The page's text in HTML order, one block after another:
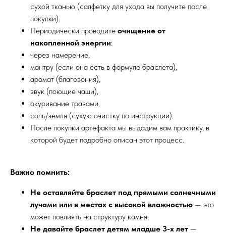
сухой тканью (салфетку для ухода вы получите после
покупки).
Периодически проводите очищение от
накопленной энергии:
через намерение,
мантру (если она есть в формуле браслета),
аромат (благовония),
звук (поющие чаши),
окуривание травами,
соль/земля (сухую очистку по инструкции).
После покупки артефакта мы выдадим вам практику, в
которой будет подробно описан этот процесс.
Важно помнить:
Не оставляйте браслет под прямыми солнечными
лучами или в местах с высокой влажностью — это
может повлиять на структуру камня.
Не давайте браслет детям младше 3-х лет —